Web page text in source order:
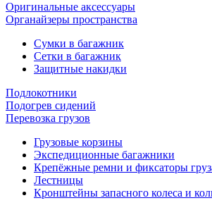
Оригинальные аксессуары
Органайзеры пространства
Сумки в багажник
Сетки в багажник
Защитные накидки
Подлокотники
Подогрев сидений
Перевозка грузов
Грузовые корзины
Экспедиционные багажники
Крепёжные ремни и фиксаторы
Лестницы
Кронштейны запасного колеса и